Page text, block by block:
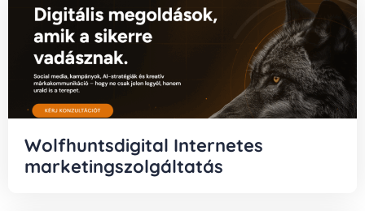
Wolfhuntsdigital Internetes
marketingszolgáltatás